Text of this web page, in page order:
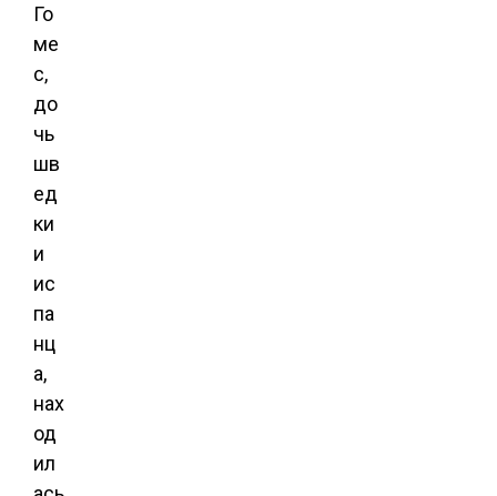
Го
ме
с,
до
чь
шв
ед
ки
и
ис
па
нц
а,
нах
од
ил